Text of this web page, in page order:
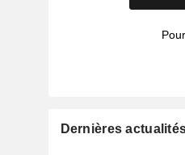
Dernières